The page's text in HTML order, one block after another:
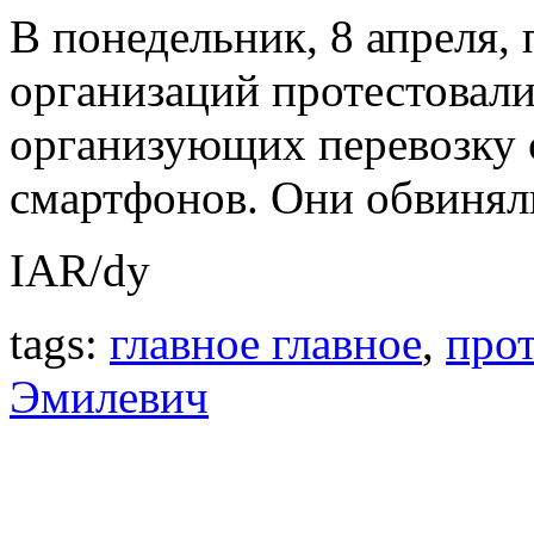
В понедельник, 8 апреля,
организаций
организующих
смартфонов. Они
IAR/dy
tags: главное главное,
Эмилевич